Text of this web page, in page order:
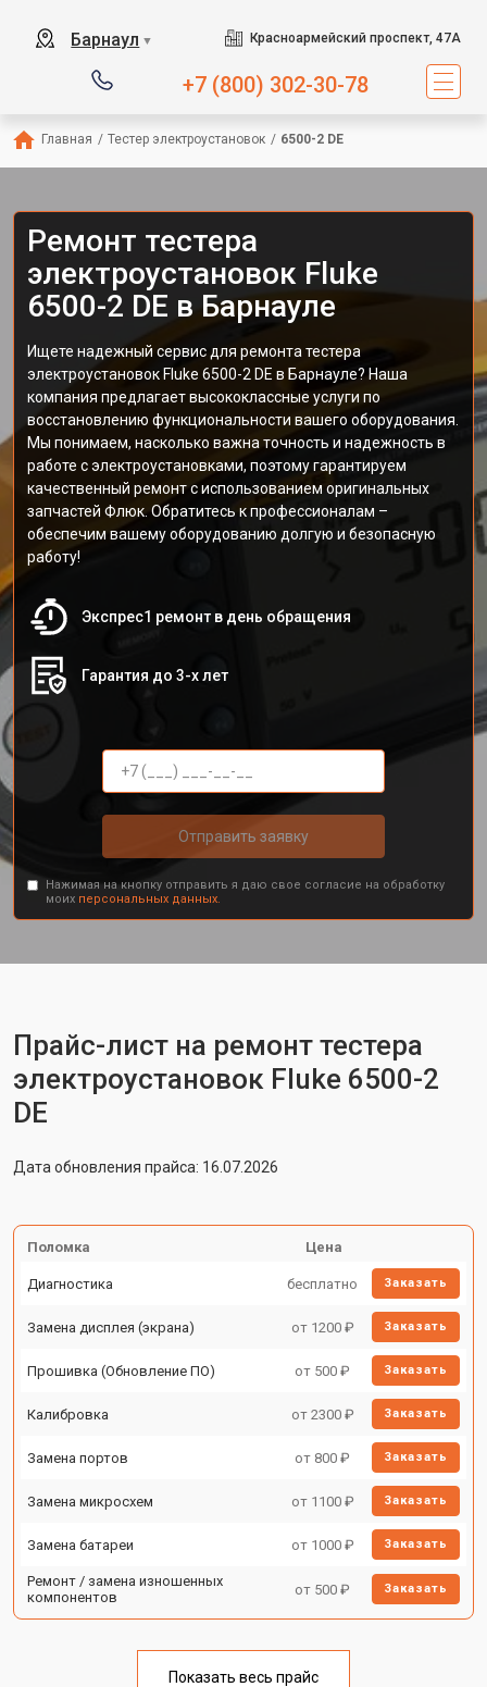
Барнаул ▼ Красноармейский проспект, 47А
+7 (800) 302-30-78
Главная / Тестер электроустановок / 6500-2 DE
Ремонт тестера
электроустановок Fluke
6500-2 DE в Барнауле
Ищете надежный сервис для ремонта тестера
электроустановок Fluke 6500-2 DE в Барнауле? Наша
компания предлагает высококлассные услуги по
восстановлению функциональности вашего оборудования.
Мы понимаем, насколько важна точность и надежность в
работе с электроустановками, поэтому гарантируем
качественный ремонт с использованием оригинальных
запчастей Флюк. Обратитесь к профессионалам –
обеспечим вашему оборудованию долгую и безопасную
работу!
Экспрес1 ремонт в день обращения
Гарантия до 3-х лет
Отправить заявку
Нажимая на кнопку отправить я даю свое согласие на обработку
моих персональных данных.
Прайс-лист на ремонт тестера
электроустановок Fluke 6500-2
DE
Дата обновления прайса: 16.07.2026
Поломка Цена
Диагностика бесплатно Заказать
Замена дисплея (экрана) от 1200 ₽ Заказать
Прошивка (Обновление ПО) от 500 ₽ Заказать
Калибровка от 2300 ₽ Заказать
Замена портов от 800 ₽ Заказать
Замена микросхем от 1100 ₽ Заказать
Замена батареи от 1000 ₽ Заказать
Ремонт / замена изношенных
компонентов
от 500 ₽ Заказать
Показать весь прайс